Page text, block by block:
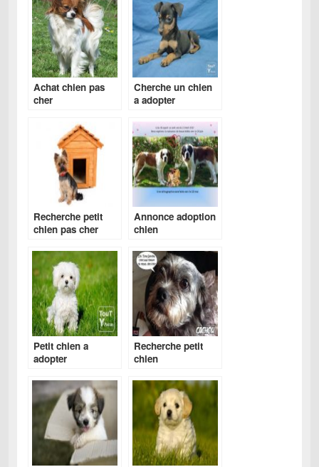
Achat chien pas
cher
Cherche un chien
a adopter
Recherche petit
chien pas cher
Annonce adoption
chien
Petit chien a
adopter
Recherche petit
chien